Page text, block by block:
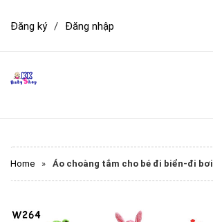
Đăng ký / Đăng nhập
Home » Áo choàng tắm cho bé đi biển-đi bơi